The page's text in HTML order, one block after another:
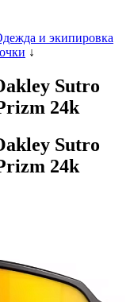
и экипировка
↓
Sutro
24k
Sutro
24k